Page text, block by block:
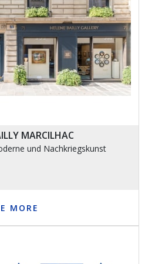
MARCILHAC
und Nachkriegskunst
MORE